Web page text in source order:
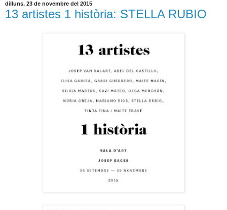
dilluns, 23 de novembre del 2015
13 artistes 1 història: STELLA RUBIO